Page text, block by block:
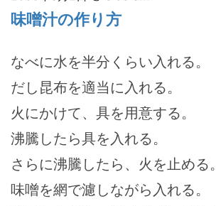
味噌汁の作り方
なべに水を半分くらい入れる。
だし昆布を適当に入れる。
火にかけて、具を用意する。
沸騰したら具を入れる。
さらに沸騰したら、火を止める。
味噌を網で濾しながら入れる。